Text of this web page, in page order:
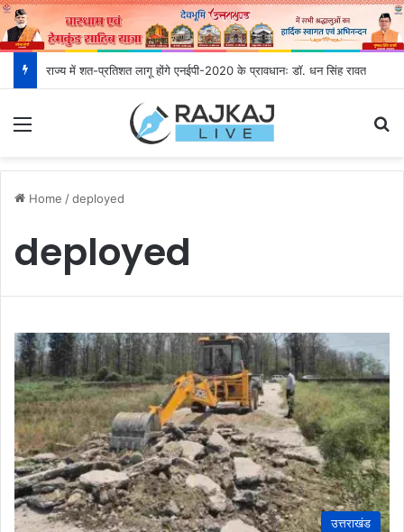
राज्य में शत-प्रतिशत लागू होंगे एनईपी-2020 के प्रावधानः डाॅ. धन सिंह रावत
Home /deployed
deployed
उत्तराखंड